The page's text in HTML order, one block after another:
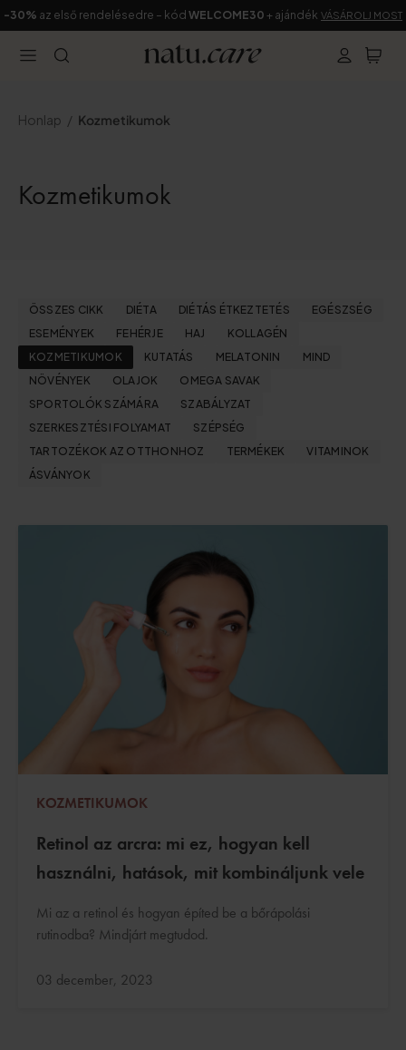
-30% az első rendelésedre – kód WELCOME30 + ajándék VÁSÁROLJ MOST
Honlap Kozmetikumok
Kozmetikumok
ÖSSZES CIKK DIÉTA DIÉTÁS ÉTKEZTETÉS
EGÉSZSÉG
ESEMÉNYEK
FEHÉRJE HAJ
KOLLAGÉN
KOZMETIKUMOK
KUTATÁS MELATONIN
MIND
NÖVÉNYEK
OLAJOK
OMEGA SAVAK
SPORTOLÓK SZÁMÁRA
SZABÁLYZAT
SZERKESZTÉSI FOLYAMAT
SZÉPSÉG
TARTOZÉKOK AZ OTTHONHOZ
TERMÉKEK
VITAMINOK
ÁSVÁNYOK
KOZMETIKUMOK
Retinol az arcra: mi ez, hogyan kell
használni, hatások, mit kombináljunk vele
Mi az a retinol és hogyan építed be a bőrápolási
rutinodba? Mindjárt megtudod.
Frissítve:
03 december, 2023